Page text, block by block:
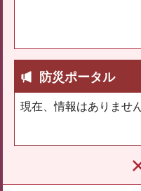
防災ポータル
現在、情報はありません